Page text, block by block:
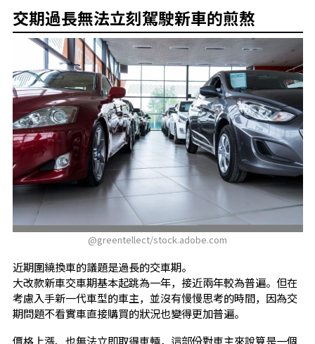
交期過長無法立刻駕駛新車的煎熬
@greentellect/stock.adobe.com
近期圍繞換車的議題是過長的交車期。
大改款新車交車期基本起跳為一年，接近兩年較為普遍。但在
考慮入手新一代車型的車主，並沒有慢慢思考的時間，因為交
期問題不看實車直接購買的狀況也變得更加普遍。
價格上漲、也無法立即取得車輛，這部份對車主來說算是一個